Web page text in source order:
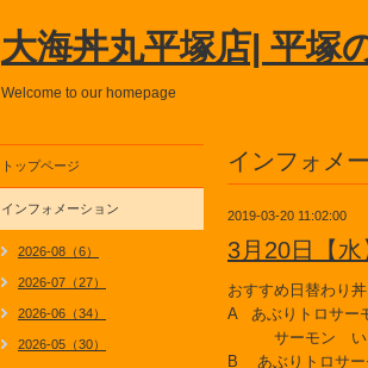
大海丼丸平塚店| 平塚
Welcome to our homepage
インフォメ
2019-03-20 11:02:00
3月20日【
おすすめ日替わり丼
A あぶりトロサー
サーモン い
B あぶりトロサ
トップページ
インフォメーション
2026-08（6）
2026-07（27）
2026-06（34）
2026-05（30）